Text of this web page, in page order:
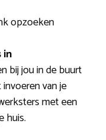
opzoeken
in
bij jou in de buurt
van je
met een
huis.